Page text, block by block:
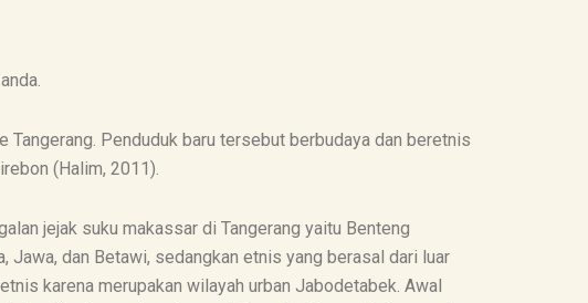
Penduduk baru tersebut berbudaya dan beretnis
(Halim, 2011).
jejak suku makassar di Tangerang yaitu Benteng
dan Betawi, sedangkan etnis yang berasal dari luar
karena merupakan wilayah urban Jabodetabek. Awal